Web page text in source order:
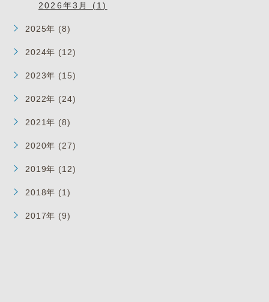
2026年3月 (1)
2025年 (8)
2024年 (12)
2023年 (15)
2022年 (24)
2021年 (8)
2020年 (27)
2019年 (12)
2018年 (1)
2017年 (9)